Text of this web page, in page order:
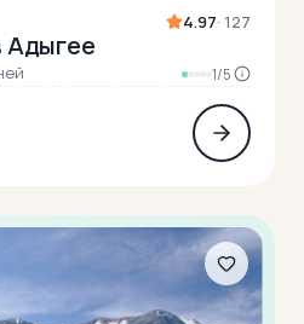
4.97· 127
Адыгее
1/5